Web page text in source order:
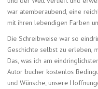
war atemberaubend, eine
mit ihren lebendigen Farben
Die Schreibweise war so
Geschichte selbst zu erleben,
Das, was ich am
Autor bucher kostenlos
und Wünsche, unsere